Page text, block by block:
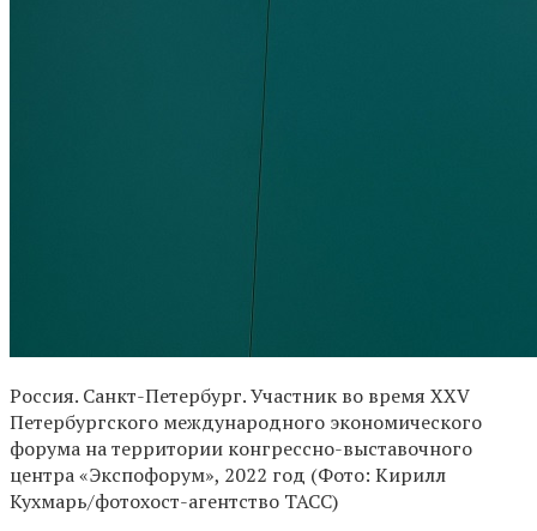
Россия. Санкт-Петербург. Участник во время XXV
Петербургского международного экономического
форума на территории конгрессно-выставочного
центра «Экспофорум», 2022 год (Фото: Кирилл
Кухмарь/фотохост-агентство ТАСС)